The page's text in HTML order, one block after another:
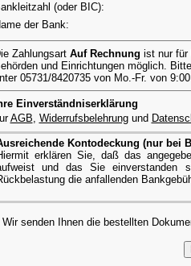
(oder BIC):
der Bank:
Zahlungsart Auf Rechnung ist nur für
und Einrichtungen möglich.
05731/8420735 von Mo.-Fr. von
Einverständniserklärung
AGB, Widerrufsbelehrungund
Kontodeckung (nur bei
erklären Sie, daß das
und das Sie einverstanden
die anfallenden
Wir senden Ihnen die bestellten